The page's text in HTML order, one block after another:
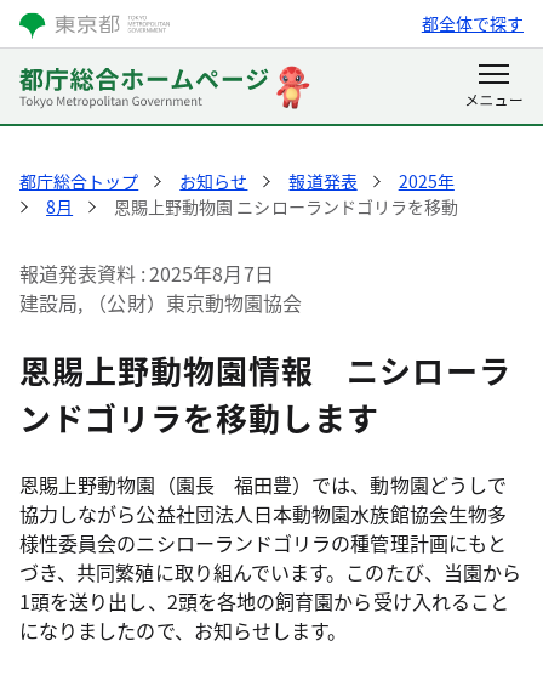
都全体で探す
都庁総合トップ お知らせ 報道発表
2025年
8月
恩賜上野動物園 ニシローランドゴリラを移動
報道発表資料 2025年8月7日
建設局, （公財）東京動物園協会
恩賜上野動物園情報 ニシローラ
ンドゴリラを移動します
恩賜上野動物園（園長 福田豊）では、動物園どうしで
協力しながら公益社団法人日本動物園水族館協会生物多
様性委員会のニシローランドゴリラの種管理計画にもと
づき、共同繁殖に取り組んでいます。このたび、当園から
1頭を送り出し、2頭を各地の飼育園から受け入れること
になりましたので、お知らせします。